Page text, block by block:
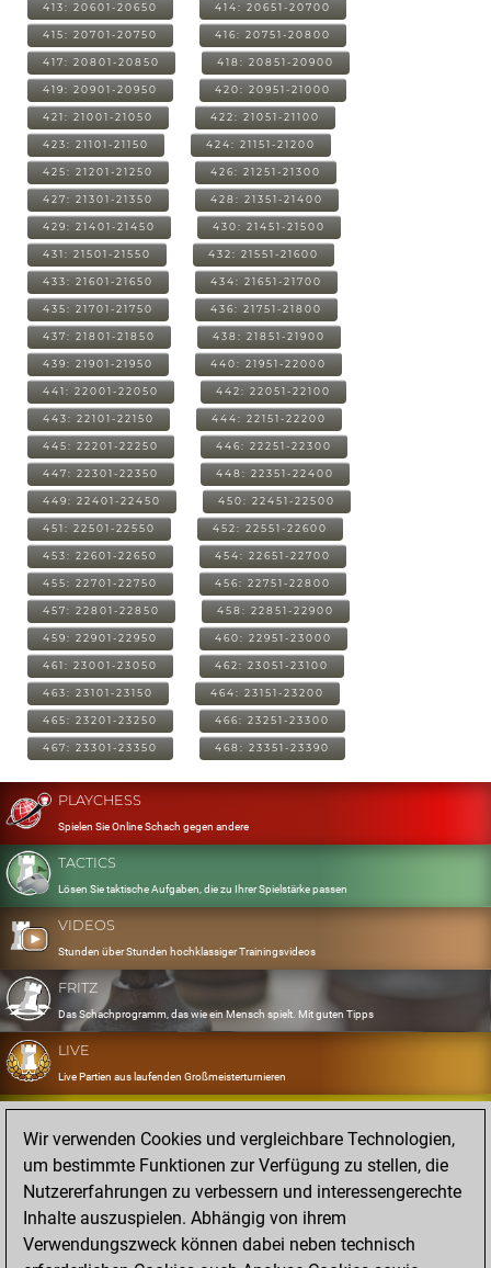
413: 20601-20650 414: 20651-20700
415: 20701-20750 416: 20751-20800
417: 20801-20850 418: 20851-20900
419: 20901-20950 420: 20951-21000
421: 21001-21050 422: 21051-21100
423: 21101-21150 424: 21151-21200
425: 21201-21250 426: 21251-21300
427: 21301-21350 428: 21351-21400
429: 21401-21450 430: 21451-21500
431: 21501-21550 432: 21551-21600
433: 21601-21650 434: 21651-21700
435: 21701-21750 436: 21751-21800
437: 21801-21850 438: 21851-21900
439: 21901-21950 440: 21951-22000
441: 22001-22050 442: 22051-22100
443: 22101-22150 444: 22151-22200
445: 22201-22250 446: 22251-22300
447: 22301-22350 448: 22351-22400
449: 22401-22450 450: 22451-22500
451: 22501-22550 452: 22551-22600
453: 22601-22650 454: 22651-22700
455: 22701-22750 456: 22751-22800
457: 22801-22850 458: 22851-22900
459: 22901-22950 460: 22951-23000
461: 23001-23050 462: 23051-23100
463: 23101-23150 464: 23151-23200
465: 23201-23250 466: 23251-23300
467: 23301-23350 468: 23351-23390
PLAYCHESS
Spielen Sie Online Schach gegen andere
TACTICS
Lösen Sie taktische Aufgaben, die zu Ihrer Spielstärke passen
VIDEOS
Stunden über Stunden hochklassiger Trainingsvideos
FRITZ
Das Schachprogramm, das wie ein Mensch spielt. Mit guten Tipps
LIVE
Live Partien aus laufenden Großmeisterturnieren
OPENINGS
Erfassen und Üben Sie Ihr Eröffnungsrepertoire
DATABASE
Acht Millionen starke Partien
MYGAMES
Speichern und analysieren Sie eigene Partien in der Cloud
Wir verwenden Cookies und vergleichbare Technologien,
um bestimmte Funktionen zur Verfügung zu stellen, die
Nutzererfahrungen zu verbessern und interessengerechte
Inhalte auszuspielen. Abhängig von ihrem
Verwendungszweck können dabei neben technisch